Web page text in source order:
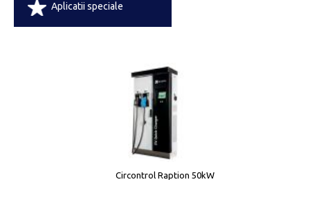
Aplicatii speciale
Circontrol Raption 50kW